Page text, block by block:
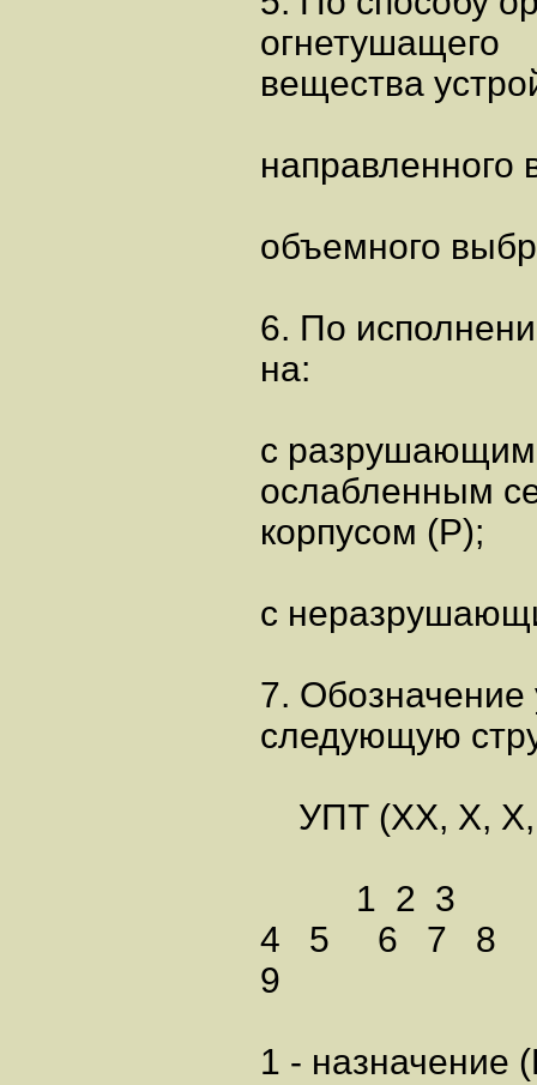
огнетушащего
вещества
направленного
объемного
6. По
на:
с
ослабленным
корпусом (Р);
с
7. Обозначение
следующую
УПТ (XX, X, X,
1 2 3
4 5 6 7 8
9
1 - назначение